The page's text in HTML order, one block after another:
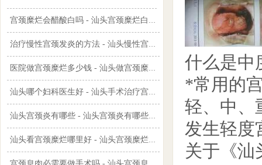
宫颈糜烂会醋酸白吗 - 汕头宫颈糜烂白带图片
治疗慢性宫颈发炎的方法 - 汕头慢性宫颈炎严重吗
医院做宫颈糜烂多少钱 - 汕头做宫颈糜烂手术价格表
汕头哪个妇科医生好 - 汕头手术治疗宫颈糜烂
汕头宫颈炎有哪些 - 汕头宫颈炎有哪些危害
汕头看宫颈糜烂哪里好 - 汕头宫颈糜烂会不会影响怀孕
什么是中
*常用的
轻、中、
发生轻度
关于《汕